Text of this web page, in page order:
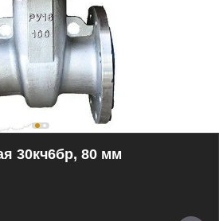
30кч6бр, 80 мм